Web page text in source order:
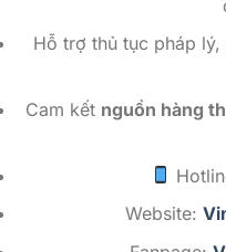
Hỗ trợ thủ tục pháp
Cam kết nguồn hàng
Website: